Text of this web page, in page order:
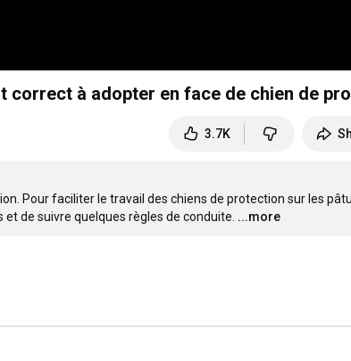
correct à adopter en face de chien de
3.7K
Pour faciliter le travail des chiens de protection sur les
de suivre quelques règles de conduite. ...more